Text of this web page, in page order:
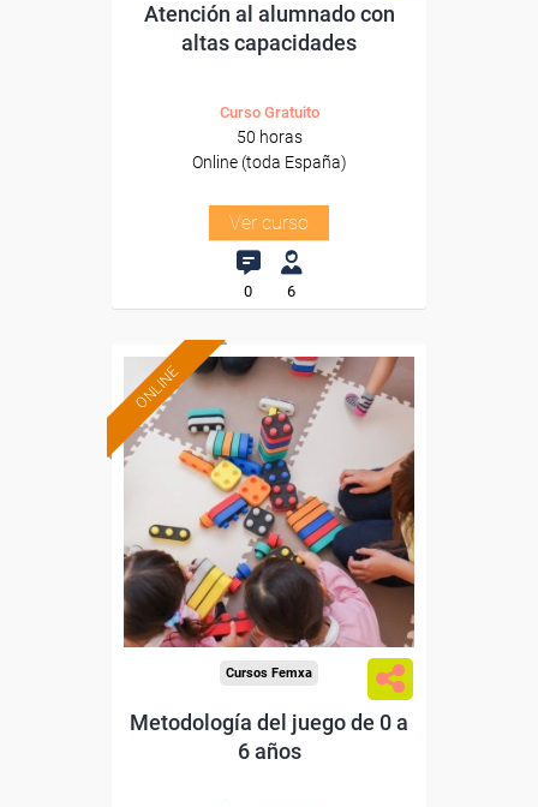
Atención al alumnado con
altas capacidades
Curso Gratuito
50 horas
Online (toda España)
Ver curso
0 6
ONLINE
Formación 100%
subvencionada.
Para desempleados,
trabajadores y autónomos.
Sector
-Educación.
Cursos Femxa
Metodología del juego de 0 a
6 años